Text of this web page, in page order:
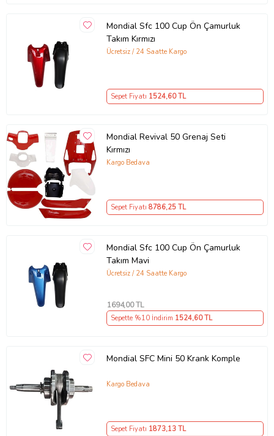
Mondial Sfc 100 Cup Ön Çamurluk
Takım Kırmızı
Ücretsiz / 24 Saatte Kargo
Sepet Fiyatı 1524,60 TL
Mondial Revival 50 Grenaj Seti
Kırmızı
Kargo Bedava
Sepet Fiyatı 8786,25 TL
Mondial Sfc 100 Cup Ön Çamurluk
Takım Mavi
Ücretsiz / 24 Saatte Kargo
1694,00 TL
Sepette %10 İndirim 1524,60 TL
Mondial SFC Mini 50 Krank Komple
Kargo Bedava
Sepet Fiyatı 1873,13 TL